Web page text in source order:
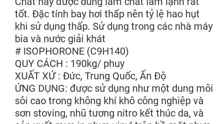
tốt. Đặc tính bay hơi thấp nên tỷ lệ hao hụt
khi sử dụng thấp. Sử dụng trong các nhà máy
bia và nước giải khát
# ISOPHORONE (C9H140)
QUY CÁCH : 190kg/ phuy
XUẤT XỨ : Đức, Trung Quốc, Ấn Độ
ỨNG DỤNG: được sử dụng như một dung môi
sôi cao trong không khí khô công nghiệp và
sơn stoving, nhũ tương nitro kết thúc da, và